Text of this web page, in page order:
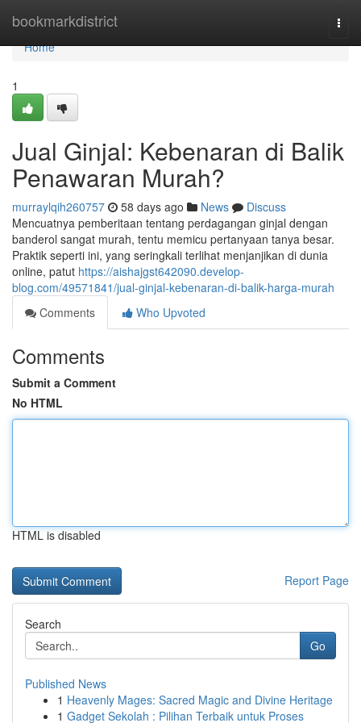
bookmarkdistrict
Home
Home
1
Jual Ginjal: Kebenaran di Balik
Penawaran Murah?
murraylqih260757 58 days ago News
Discuss
Mencuatnya pemberitaan tentang perdagangan ginjal dengan
banderol sangat murah, tentu memicu pertanyaan tanya besar.
Praktik seperti ini, yang seringkali terlihat menjanjikan di dunia
online, patut https://aishajgst642090.develop-
blog.com/49571841/jual-ginjal-kebenaran-di-balik-harga-murah
Comments
Who Upvoted
Comments
Submit a Comment
No HTML
HTML is disabled
Report Page
Search
Go
Published News
1 Heavenly Mages: Sacred Magic and Divine Heritage
1 Gadget Sekolah : Pilihan Terbaik untuk Proses